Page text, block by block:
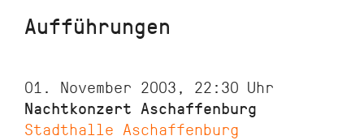
Aufführungen
01. November 2003, 22:30 Uhr
Nachtkonzert Aschaffenburg
Stadthalle Aschaffenburg